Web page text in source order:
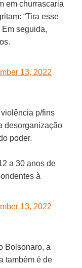
em churrascaria
“Tira esse
Em seguida,
13, 2022
p/fins
desorganização
poder.
a 30 anos de
à
13, 2022
Bolsonaro, a
também é de